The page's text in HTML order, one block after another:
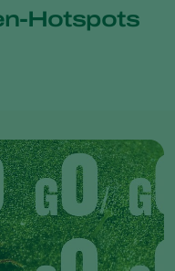
Hotspots